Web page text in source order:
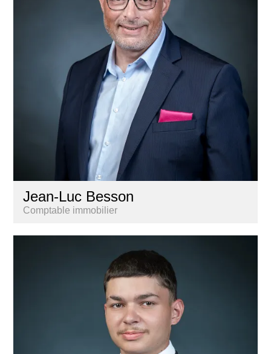
Jean-Luc Besson
Comptable immobilier